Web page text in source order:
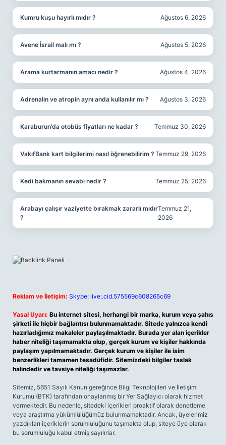
Kumru kuşu hayırlı mıdır ? Ağustos 6, 2026
Avene İsrail malı mı ? Ağustos 5, 2026
Arama kurtarmanın amacı nedir ? Ağustos 4, 2026
Adrenalin ve atropin aynı anda kullanılır mı ? Ağustos 3, 2026
Karaburun’da otobüs fiyatları ne kadar ? Temmuz 30, 2026
VakıfBank kart bilgilerimi nasıl öğrenebilirim ? Temmuz 29, 2026
Kedi bakmanın sevabı nedir ? Temmuz 25, 2026
Arabayı çalışır vaziyette bırakmak zararlı mıdır
?
Temmuz 21,
2026
Reklam ve İletişim: Skype: live:.cid.575569c608265c69
Yasal Uyarı: Bu internet sitesi, herhangi bir marka, kurum veya şahıs
şirketi ile hiçbir bağlantısı bulunmamaktadır. Sitede yalnızca kendi
hazırladığımız makaleler paylaşılmaktadır. Burada yer alan içerikler
haber niteliği taşımamakta olup, gerçek kurum ve kişiler hakkında
paylaşım yapılmamaktadır. Gerçek kurum ve kişiler ile isim
benzerlikleri tamamen tesadüfidir. Sitemizdeki bilgiler taslak
halindedir ve tavsiye niteliği taşımazlar.
Sitemiz, 5651 Sayılı Kanun gereğince Bilgi Teknolojileri ve İletişim
Kurumu (BTK) tarafından onaylanmış bir Yer Sağlayıcı olarak hizmet
vermektedir. Bu nedenle, sitedeki içerikleri proaktif olarak denetleme
veya araştırma yükümlülüğümüz bulunmamaktadır. Ancak, üyelerimiz
yazdıkları içeriklerin sorumluluğunu taşımakta olup, siteye üye olarak
bu sorumluluğu kabul etmiş sayılırlar.